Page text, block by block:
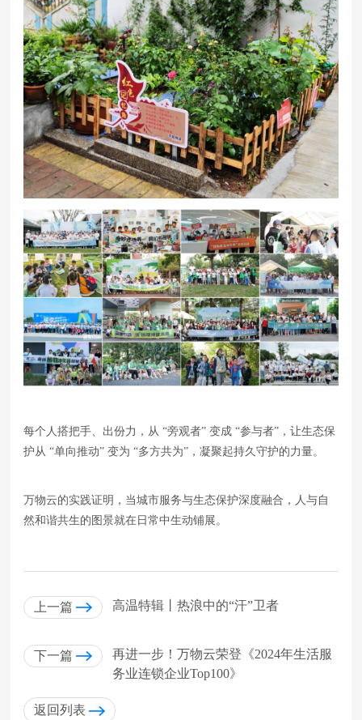
每个人搭把手、出份力，从 “旁观者” 变成 “参与者”，让生态保
护从 “单向推动” 变为 “多方共为”，凝聚起持久守护的力量。
万物云的实践证明，当城市服务与生态保护深度融合，人与自
然和谐共生的图景就在日常中生动铺展。
上一篇 高温特辑丨热浪中的“汗”卫者
下一篇
再进一步！万物云荣登《2024年生活服
务业连锁企业Top100》
返回列表